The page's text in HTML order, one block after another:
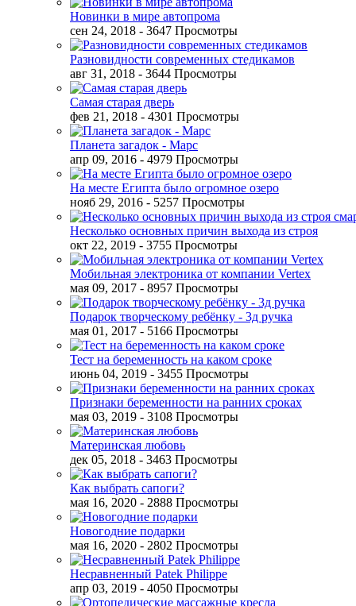
Новинки в мире автопрома
сен 24, 2018 - 3647 Просмотры
Разновидности современных стедикамов
авг 31, 2018 - 3644 Просмотры
Самая старая дверь
фев 21, 2018 - 4301 Просмотры
Планета загадок - Марс
апр 09, 2016 - 4979 Просмотры
На месте Египта было огромное озеро
нояб 29, 2016 - 5257 Просмотры
Несколько основных причин выхода из строя
окт 22, 2019 - 3755 Просмотры
Мобильная электроника от компании Vertex
мая 09, 2017 - 8957 Просмотры
Подарок творческому ребёнку - 3д ручка
мая 01, 2017 - 5166 Просмотры
Тест на беременность на каком сроке
июнь 04, 2019 - 3455 Просмотры
Признаки беременности на ранних сроках
мая 03, 2019 - 3108 Просмотры
Материнская любовь
дек 05, 2018 - 3463 Просмотры
Как выбрать сапоги?
мая 16, 2020 - 2888 Просмотры
Новогодние подарки
мая 16, 2020 - 2802 Просмотры
Несравненный Patek Philippe
апр 03, 2019 - 4050 Просмотры